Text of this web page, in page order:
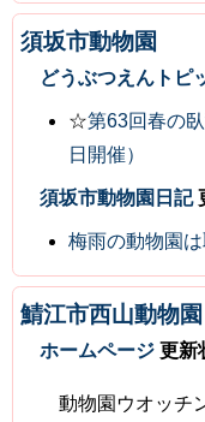
須坂市動物園
どうぶつえんトピ
☆第63回春の
日開催）
須坂市動物園日記
梅雨の動物園
鯖江市西山動物園
ホームページ 更新
動物園ウオッチ